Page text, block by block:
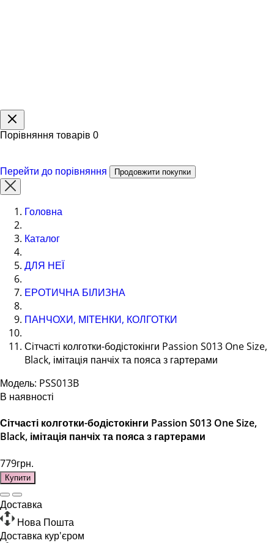
Порівняння товарів 0
Перейти до порівняння Продовжити покупки
Головна
Каталог
ДЛЯ НЕЇ
ЕРОТИЧНА БІЛИЗНА
ПАНЧОХИ, МІТЕНКИ, КОЛГОТКИ
Сітчасті колготки-бодістокінги Passion S013 One Size,
Black, імітація панчіх та пояса з гартерами
Модель: PSS013B
В наявності
Сітчасті колготки-бодістокінги Passion S013 One Size,
Black, імітація панчіх та пояса з гартерами
779грн.
Купити
Доставка
Нова Пошта
Доставка кур'єром